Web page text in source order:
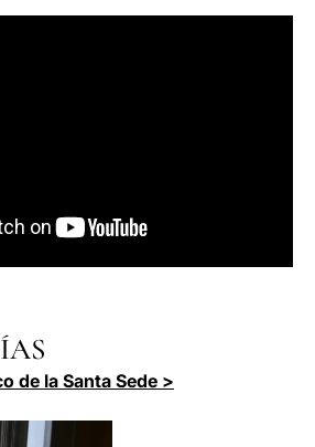
de la Santa Sede >